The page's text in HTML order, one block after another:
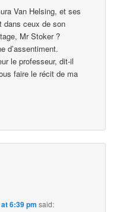
Van Helsing, et ses
dans ceux de son
Mr Stoker ?
d’assentiment.
le professeur, dit-il
faire le récit de ma
6:39 pm said: